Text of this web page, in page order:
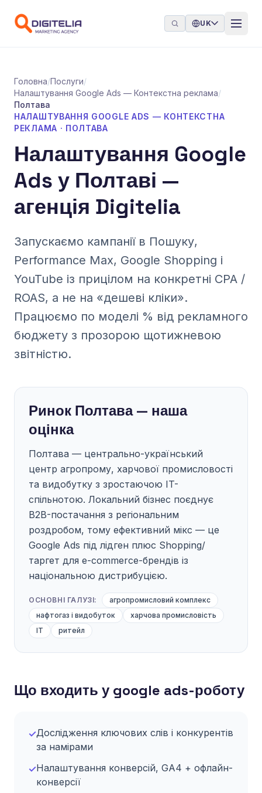
UK
Головна/Послуги/
Налаштування Google Ads — Контекстна реклама/
Полтава
НАЛАШТУВАННЯ GOOGLE ADS — КОНТЕКСТНА
РЕКЛАМА · ПОЛТАВА
Налаштування Google
Ads у Полтаві —
агенція Digitelia
Запускаємо кампанії в Пошуку,
Performance Max, Google Shopping і
YouTube із прицілом на конкретні CPA /
ROAS, а не на «дешеві кліки».
Працюємо по моделі % від рекламного
бюджету з прозорою щотижневою
звітністю.
Ринок Полтава — наша
оцінка
Полтава — центрально-український
центр агропрому, харчової промисловості
та видобутку з зростаючою IT-
спільнотою. Локальний бізнес поєднує
B2B-постачання з регіональним
роздробом, тому ефективний мікс — це
Google Ads під лідген плюс Shopping/
таргет для e-commerce-брендів із
національною дистрибуцією.
ОСНОВНІ ГАЛУЗІ:
агропромисловий комплекс
нафтогаз і видобуток
харчова промисловість
IT
ритейл
Що входить у google ads-роботу
✓Дослідження ключових слів і конкурентів
за намірами
✓Налаштування конверсій, GA4 + офлайн-
конверсії